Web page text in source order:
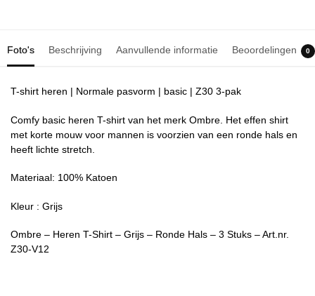
Foto's Beschrijving Aanvullende informatie Beoordelingen 0
T-shirt heren | Normale pasvorm | basic | Z30 3-pak
Comfy basic heren T-shirt van het merk Ombre. Het effen shirt
met korte mouw voor mannen is voorzien van een ronde hals en
heeft lichte stretch.
Materiaal: 100% Katoen
Kleur : Grijs
Ombre – Heren T-Shirt – Grijs – Ronde Hals – 3 Stuks – Art.nr.
Z30-V12